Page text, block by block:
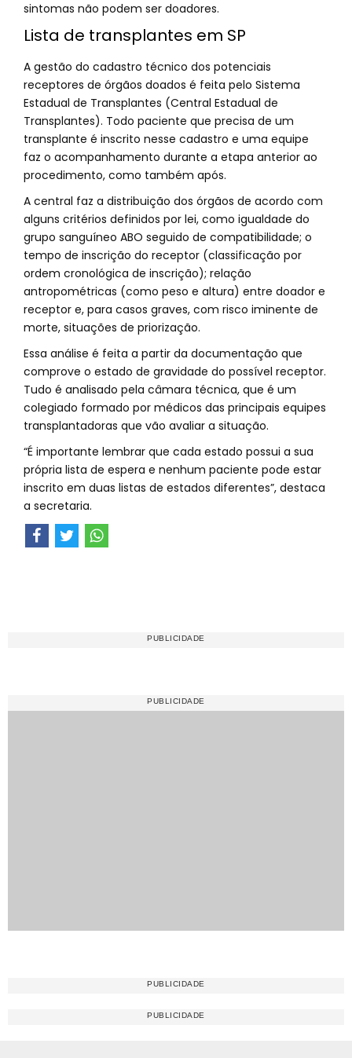
sintomas não podem ser doadores.
Lista de transplantes em SP
A gestão do cadastro técnico dos potenciais
receptores de órgãos doados é feita pelo Sistema
Estadual de Transplantes (Central Estadual de
Transplantes). Todo paciente que precisa de um
transplante é inscrito nesse cadastro e uma equipe
faz o acompanhamento durante a etapa anterior ao
procedimento, como também após.
A central faz a distribuição dos órgãos de acordo com
alguns critérios definidos por lei, como igualdade do
grupo sanguíneo ABO seguido de compatibilidade; o
tempo de inscrição do receptor (classificação por
ordem cronológica de inscrição); relação
antropométricas (como peso e altura) entre doador e
receptor e, para casos graves, com risco iminente de
morte, situações de priorização.
Essa análise é feita a partir da documentação que
comprove o estado de gravidade do possível receptor.
Tudo é analisado pela câmara técnica, que é um
colegiado formado por médicos das principais equipes
transplantadoras que vão avaliar a situação.
“É importante lembrar que cada estado possui a sua
própria lista de espera e nenhum paciente pode estar
inscrito em duas listas de estados diferentes”, destaca
a secretaria.